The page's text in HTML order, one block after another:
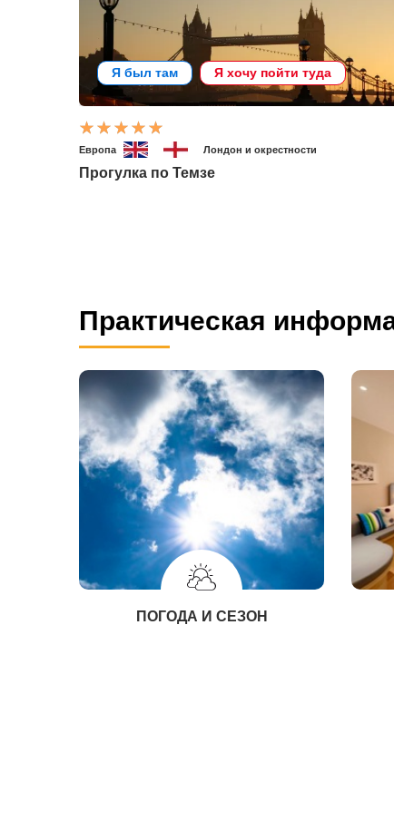
Я был там Я хочу пойти туда
Европа Лондон и окрестности
Прогулка по Темзе
Практическая
ПОГОДА И СЕЗОН